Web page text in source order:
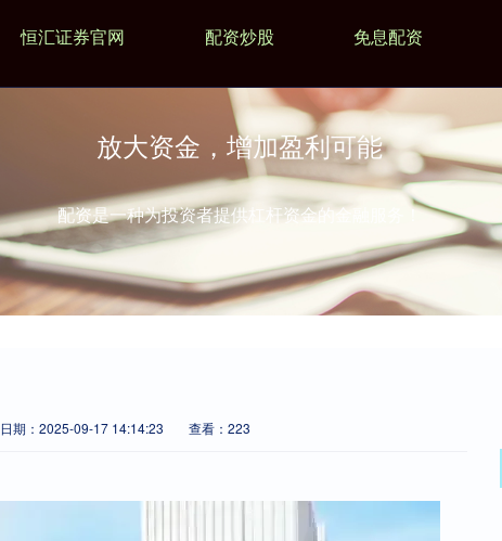
恒汇证券官网 配资炒股 免息配资
放大资金，增加盈利可能
配资是一种为投资者提供杠杆资金的金融服务！
日期：2025-09-17 14:14:23 查看：223